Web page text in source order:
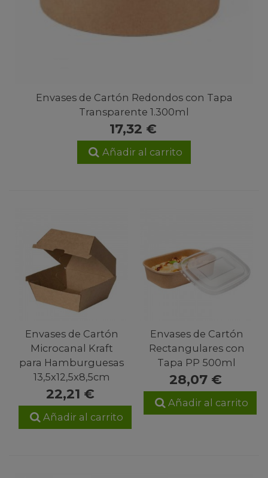
Envases de Cartón Redondos con Tapa
Transparente 1.300ml
17,32 €
Añadir al carrito
Envases de Cartón
Microcanal Kraft
para Hamburguesas
13,5x12,5x8,5cm
22,21 €
Añadir al carrito
Envases de Cartón
Rectangulares con
Tapa PP 500ml
28,07 €
Añadir al carrito